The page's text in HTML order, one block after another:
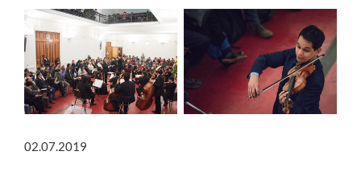
Formación Continua
Estudiantes
Académicos
02.07.2019